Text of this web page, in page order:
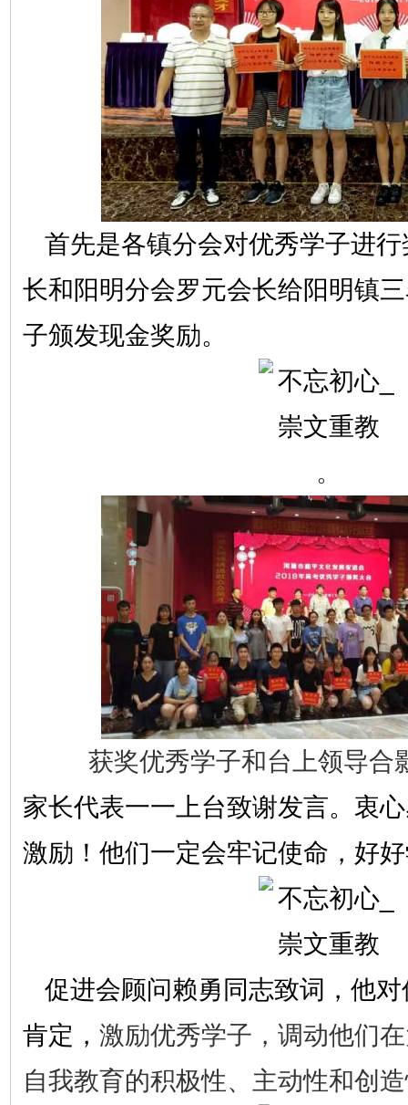
首先是各镇分会对优秀学子进行
长和阳明分会罗元会长给阳明镇
子颁发现金奖励。
。
获奖优秀学子和台上领导合
家长代表一一 上台致谢发言。衷
激励！他们一定会牢记使命，好好
促进会顾问赖勇同志致词，他对
肯定， 激励优秀学子 ， 调动他们
自我教育的积极性、主动性和创